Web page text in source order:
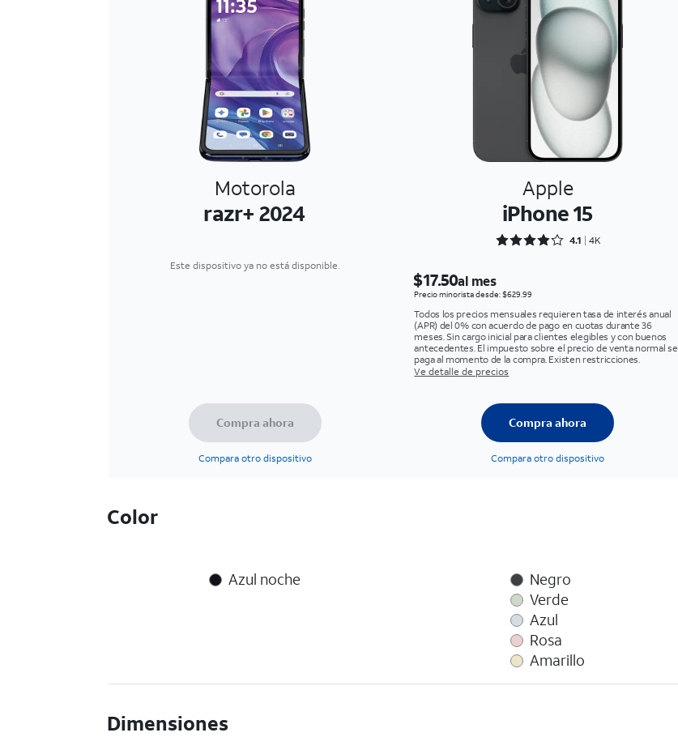
Motorola
razr+ 2024
Apple
iPhone 15
Rated 4.1216 out of 5
4.1 4K
Este dispositivo ya no está disponible.
$17.50al mes
Precio minorista desde: $629.99
Todos los precios mensuales requieren tasa de interés anual
(APR) del 0% con acuerdo de pago en cuotas durante 36
meses. Sin cargo inicial para clientes elegibles y con buenos
antecedentes. El impuesto sobre el precio de venta normal se
paga al momento de la compra. Existen restricciones.
Ve detalle de precios
Compra ahora
Compara otro dispositivo
Compra ahora
Compara otro dispositivo
Color
Azul noche
Negro
Verde
Azul
Rosa
Amarillo
Dimensiones